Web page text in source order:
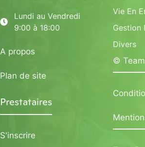
Lundi au Vendredi
9:00 à 18:00
A propos
Plan de site
Prestataires
S'inscrire
Vie En
Gestion
Divers
©